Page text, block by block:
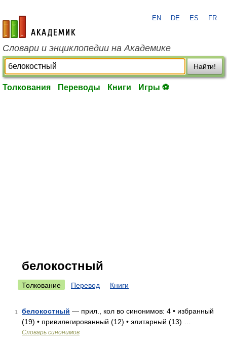
academic.ru
EN DE ES FR
Словари и энциклопедии на Академике
Найти!
Толкования Переводы Книги Игры ⚽
белокостный
Толкование Перевод Книги
1 белокостный — прил., кол во синонимов: 4 • избранный
(19) • привилегированный (12) • элитарный (13) …
Словарь синонимов